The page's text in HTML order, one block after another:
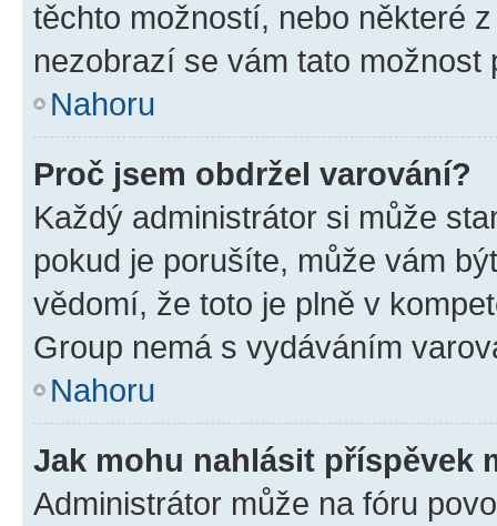
těchto možností, nebo některé
nezobrazí se vám tato
Nahoru
Proč jsem obdržel varování?
Každý administrátor si může
pokud je porušíte, může vám
vědomí, že toto je plně v
Group nemá s vydáváním
Nahoru
Jak mohu nahlásit příspěvek
Administrátor může na fóru